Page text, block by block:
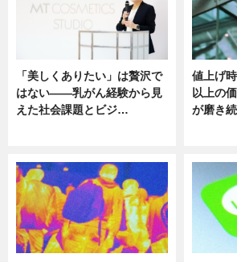
「美しくありたい」は贅沢で
はない――乳がん経験から見
えた社会課題とビジ…
値上げ
以上の
が磨き